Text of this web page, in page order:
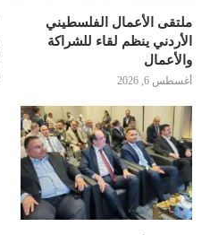
ملتقى الأعمال الفلسطيني
الأردني ينظم لقاء للشراكة
والأعمال
أغسطس 6, 2026